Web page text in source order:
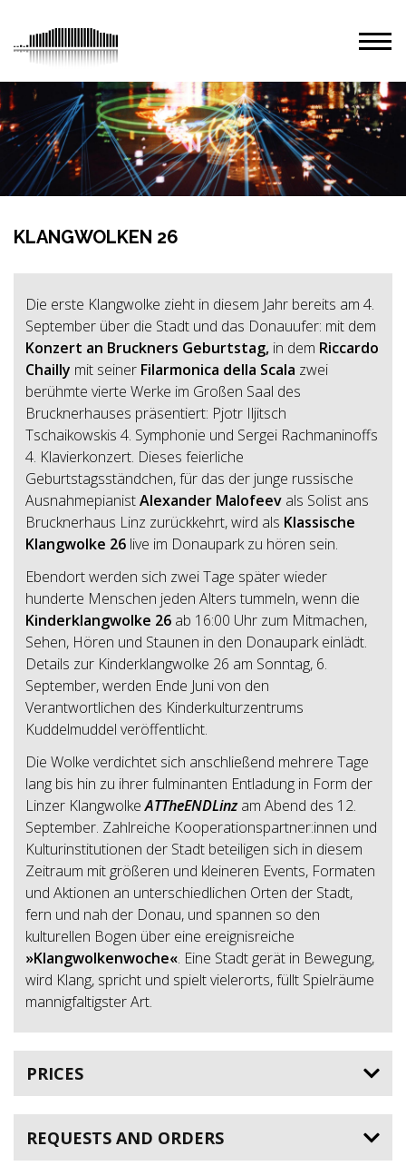
KLANGWOLKEN 26
Die erste Klangwolke zieht in diesem Jahr bereits am 4.
September über die Stadt und das Donauufer: mit dem
Konzert an Bruckners Geburtstag, in dem Riccardo
Chailly mit seiner Filarmonica della Scala zwei
berühmte vierte Werke im Großen Saal des
Brucknerhauses präsentiert: Pjotr Iljitsch
Tschaikowskis 4. Symphonie und Sergei Rachmaninoffs
4. Klavierkonzert. Dieses feierliche
Geburtstagsständchen, für das der junge russische
AusnahmepianistAlexander Malofeev als Solist ans
Brucknerhaus Linz zurückkehrt, wird als Klassische
Klangwolke 26 live im Donaupark zu hören sein.
Ebendort werden sich zwei Tage später wieder
hunderte Menschen jeden Alters tummeln, wenn die
Kinderklangwolke 26 ab 16:00 Uhr zum Mitmachen,
Sehen, Hören und Staunen in den Donaupark einlädt.
Details zur Kinderklangwolke 26 am Sonntag, 6.
September, werden Ende Juni von den
Verantwortlichen des Kinderkulturzentrums
Kuddelmuddel veröffentlicht.
Die Wolke verdichtet sich anschließend mehrere Tage
lang bis hin zu ihrer fulminanten Entladung in Form der
Linzer KlangwolkeATTheENDLinzam Abend des 12.
September. Zahlreiche Kooperationspartner:innen und
Kulturinstitutionen der Stadt beteiligen sich in diesem
Zeitraum mit größeren und kleineren Events, Formaten
und Aktionen an unterschiedlichen Orten der Stadt,
fern und nah der Donau, und spannen so den
kulturellen Bogen über eine ereignisreiche
»Klangwolkenwoche«. Eine Stadt gerät in Bewegung,
wird Klang, spricht und spielt vielerorts, füllt Spielräume
mannigfaltigster Art.
PRICES
REQUESTS AND ORDERS